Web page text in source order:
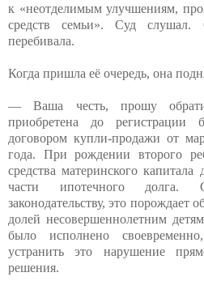
к «неотделимым улучшениям,
средств семьи». Суд
перебивала.
Когда пришла её очередь, она
— Ваша честь, прошу
приобретена до регистрации
договором купли-продажи от
года. При рождении второго
средства материнского
части ипотечного долга.
законодательству, это порождает
долей несовершеннолетним
было исполнено
устранить это нарушение
решения.